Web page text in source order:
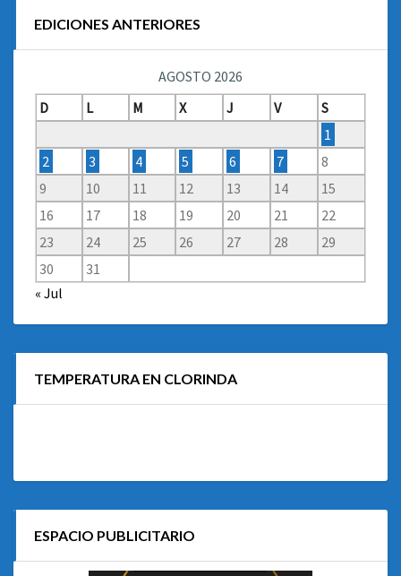
EDICIONES ANTERIORES
AGOSTO 2026
D
L M X J V
S
1
2
3 4 5 6 7
8
9
10 11 12 13 14
15
16
17 18 19 20 21
22
23
24 25 26 27 28
29
30
31
« Jul
TEMPERATURA EN CLORINDA
ESPACIO PUBLICITARIO